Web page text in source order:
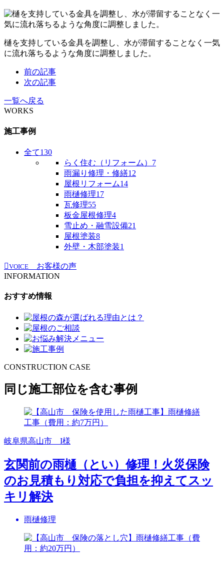
樋を支持している金具を調整し、水が滞留することなく一気
に流れ落ちるような角度に調整しました。
前の記事
次の記事
一覧へ戻る
WORKS
施工事例
全て130
らく住む（リフォーム） 7
雨漏り修理・修繕12
屋根リフォーム14
雨樋修理17
瓦修理55
板金屋根修理4
雪止め・融雪設備21
屋根塗装8
外壁・木部塗装1
VOICE
お客様の声
INFORMATION
おすすめ情報
CONSTRUCTION CASE
同じ施工部位を含む事例
岐阜県高山市 I様
玄関前の雨樋（とい）修理！火災保険
のお見積もり対応で負担を抑えてスッ
キリ解決
雨樋修理